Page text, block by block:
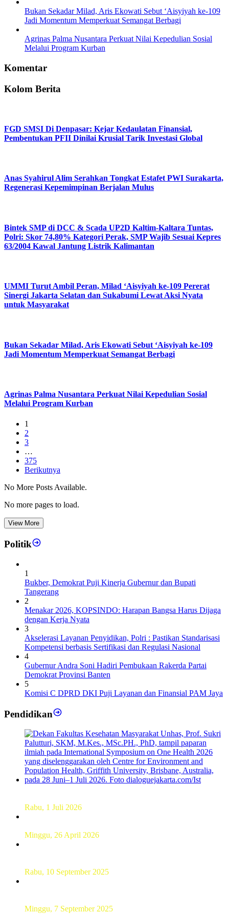
Bukan Sekadar Milad, Aris Ekowati Sebut ‘Aisyiyah ke-109
Jadi Momentum Memperkuat Semangat Berbagi
Agrinas Palma Nusantara Perkuat Nilai Kepedulian Sosial
Melalui Program Kurban
Komentar
Kolom Berita
FGD SMSI Di Denpasar: Kejar Kedaulatan Finansial,
Pembentukan PFII Dinilai Krusial Tarik Investasi Global
Anas Syahirul Alim Serahkan Tongkat Estafet PWI Surakarta,
Regenerasi Kepemimpinan Berjalan Mulus
Bintek SMP di DCC & Scada UP2D Kaltim-Kaltara Tuntas,
Polri: Skor 74,80% Kategori Perak, SMP Wajib Sesuai Kepres
63/2004 Kawal Jantung Listrik Kalimantan
UMMI Turut Ambil Peran, Milad ‘Aisyiyah ke-109 Pererat
Sinergi Jakarta Selatan dan Sukabumi Lewat Aksi Nyata
untuk Masyarakat
Bukan Sekadar Milad, Aris Ekowati Sebut ‘Aisyiyah ke-109
Jadi Momentum Memperkuat Semangat Berbagi
Agrinas Palma Nusantara Perkuat Nilai Kepedulian Sosial
Melalui Program Kurban
1
2
3
…
375
Berikutnya
No More Posts Available.
No more pages to load.
View More
Politik
1
Bukber, Demokrat Puji Kinerja Gubernur dan Bupati
Tangerang
2
Menakar 2026, KOPSINDO: Harapan Bangsa Harus Dijaga
dengan Kerja Nyata
3
Akselerasi Layanan Penyidikan, Polri : Pastikan Standarisasi
Kompetensi berbasis Sertifikasi dan Regulasi Nasional
4
Gubernur Andra Soni Hadiri Pembukaan Rakerda Partai
Demokrat Provinsi Banten
5
Komisi C DPRD DKI Puji Layanan dan Finansial PAM Jaya
Pendidikan
Rabu, 1 Juli 2026
Minggu, 26 April 2026
Rabu, 10 September 2025
Minggu, 7 September 2025